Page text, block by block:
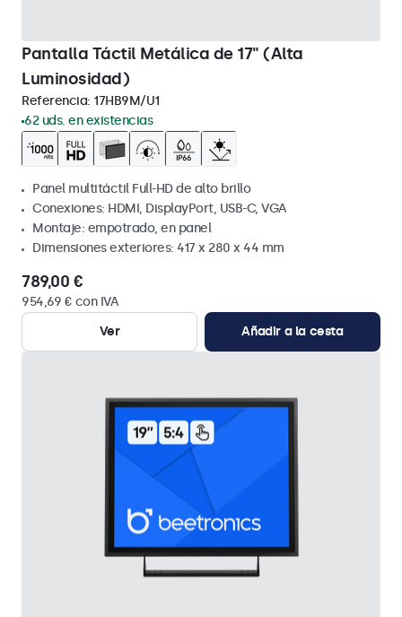
Pantalla Táctil Metálica de 17" (Alta
Luminosidad)
Referencia: 17HB9M/U1
62 uds. en existencias
Panel multitáctil Full-HD de alto brillo
Conexiones: HDMI, DisplayPort, USB-C, VGA
Montaje: empotrado, en panel
Dimensiones exteriores: 417 x 280 x 44 mm
789,00 €
954,69 € con IVA
Ver
Añadir a la cesta